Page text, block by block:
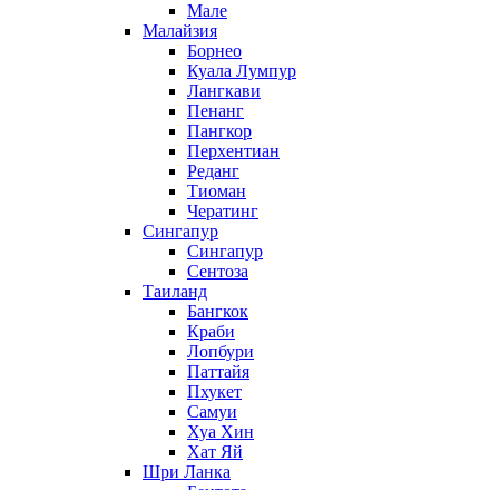
Мале
Малайзия
Борнео
Куала Лумпур
Лангкави
Пенанг
Пангкор
Перхентиан
Реданг
Тиоман
Чератинг
Сингапур
Сингапур
Сентоза
Таиланд
Бангкок
Краби
Лопбури
Паттайя
Пхукет
Самуи
Хуа Хин
Хат Яй
Шри Ланка